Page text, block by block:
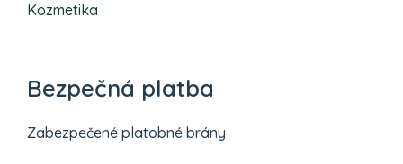
Kozmetika
Bezpečná platba
Zabezpečené platobné brány